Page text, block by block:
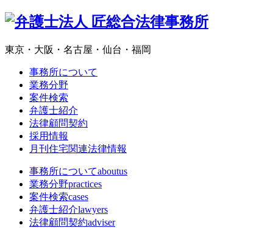
東京・大阪・名古屋・仙台・福岡
事務所について
業務分野
案件検索
弁護士紹介
法律顧問契約
採用情報
月刊住宅関連法律情報
事務所についてaboutus
業務分野practices
案件検索cases
弁護士紹介lawyers
法律顧問契約adviser